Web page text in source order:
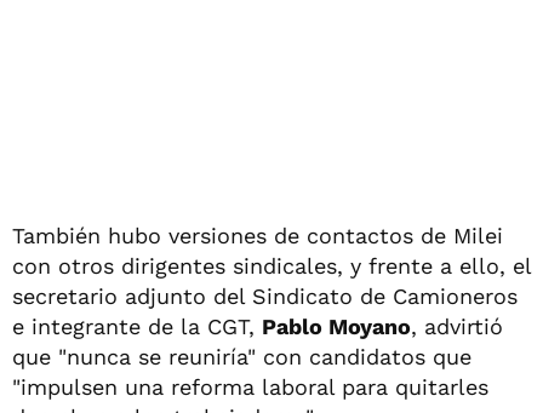
También hubo versiones de contactos de Milei
con otros dirigentes sindicales, y frente a ello, el
secretario adjunto del Sindicato de Camioneros
e integrante de la CGT, Pablo Moyano, advirtió
que "nunca se reuniría" con candidatos que
"impulsen una reforma laboral para quitarles